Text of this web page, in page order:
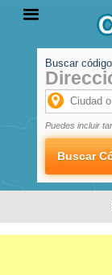
PROVINCIAS
LOCALIDADES
Buscar
Puedes incluir